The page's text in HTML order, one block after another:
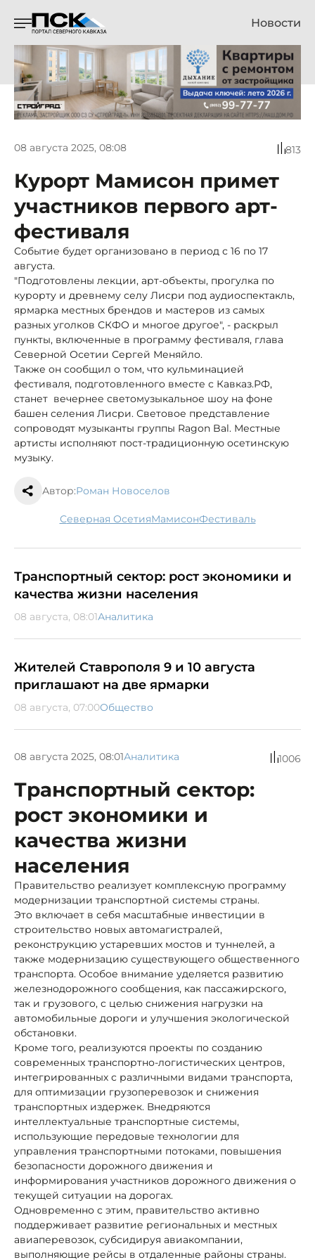
Новости
08 августа 2025, 08:08 813
Курорт Мамисон примет
участников первого арт-
фестиваля
Событие будет организовано в период с 16 по 17
августа.
"Подготовлены лекции, арт-объекты, прогулка по
курорту и древнему селу Лисри под аудиоспектакль,
ярмарка местных брендов и мастеров из самых
разных уголков СКФО и многое другое", - раскрыл
пункты, включенные в программу фестиваля, глава
Северной Осетии Сергей Меняйло.
Также он сообщил о том, что кульминацией
фестиваля, подготовленного вместе с Кавказ.РФ,
станет вечернее светомузыкальное шоу на фоне
башен селения Лисри. Световое представление
сопроводят музыканты группы Ragon Bal. Местные
артисты исполняют пост-традиционную осетинскую
музыку.
Автор:Роман Новоселов
Северная Осетия Мамисон фестиваль
Транспортный сектор: рост экономики и
качества жизни населения
08 августа, 08:01Аналитика
Жителей Ставрополя 9 и 10 августа
приглашают на две ярмарки
08 августа, 07:00Общество
08 августа 2025, 08:01Аналитика 1006
Транспортный сектор:
рост экономики и
качества жизни
населения
Правительство реализует комплексную программу
модернизации транспортной системы страны.
Это включает в себя масштабные инвестиции в
строительство новых автомагистралей,
реконструкцию устаревших мостов и туннелей, а
также модернизацию существующего общественного
транспорта. Особое внимание уделяется развитию
железнодорожного сообщения, как пассажирского,
так и грузового, с целью снижения нагрузки на
автомобильные дороги и улучшения экологической
обстановки.
Кроме того, реализуются проекты по созданию
современных транспортно-логистических центров,
интегрированных с различными видами транспорта,
для оптимизации грузоперевозок и снижения
транспортных издержек. Внедряются
интеллектуальные транспортные системы,
использующие передовые технологии для
управления транспортными потоками, повышения
безопасности дорожного движения и
информирования участников дорожного движения о
текущей ситуации на дорогах.
Одновременно с этим, правительство активно
поддерживает развитие региональных и местных
авиаперевозок, субсидируя авиакомпании,
выполняющие рейсы в отдаленные районы страны.